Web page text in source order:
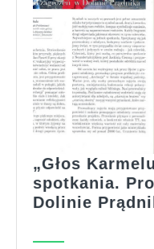
„Głos
spotkania.
Dolinie